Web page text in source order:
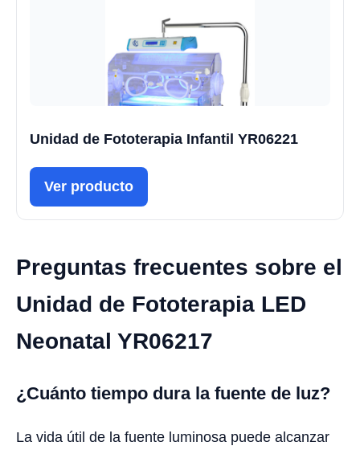
Unidad de Fototerapia Infantil YR06221
Ver producto
Preguntas frecuentes sobre el
Unidad de Fototerapia LED
Neonatal YR06217
¿Cuánto tiempo dura la fuente de luz?
La vida útil de la fuente luminosa puede alcanzar